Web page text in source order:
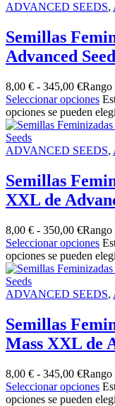
ADVANCED SEEDS,
Semillas
Advanced
8,00 € - 345,00 €Rango
Seleccionar opciones
opciones se pueden
ADVANCED SEEDS,
Semillas
XXL de
8,00 € - 350,00 €Rango
Seleccionar opciones
opciones se pueden
ADVANCED SEEDS,
Semillas
Mass XXL de
8,00 € - 345,00 €Rango
Seleccionar opciones
opciones se pueden